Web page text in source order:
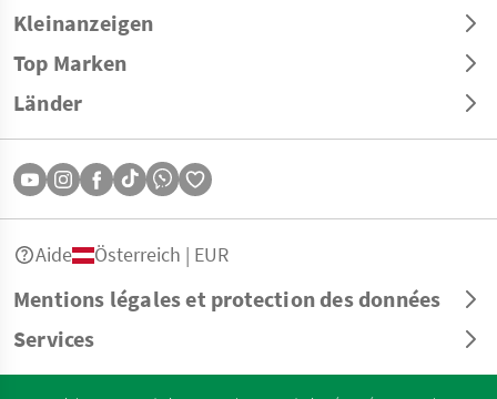
Kleinanzeigen
Top Marken
Länder
Mentions légales et protection des données
Services
Aide Österreich | EUR